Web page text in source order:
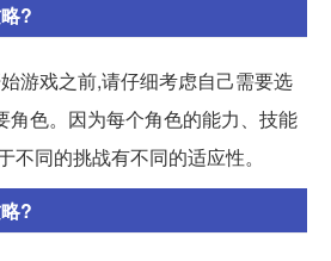
?
游戏之前,请仔细考虑自己需要选
角色。因为每个角色的能力、技能
不同的挑战有不同的适应性。
?